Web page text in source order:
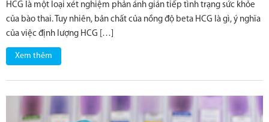
HCG là một loại xét nghiệm phản ánh gián tiếp tình trạng sức khỏe
của bào thai. Tuy nhiên, bản chất của nồng độ beta HCG là gì, ý nghĩa
của việc định lượng HCG […]
Xem thêm